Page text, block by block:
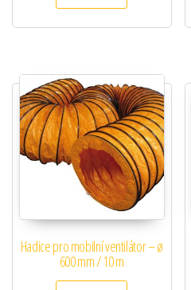
Hadice pro mobilní ventilátor – ø
600 mm / 10 m